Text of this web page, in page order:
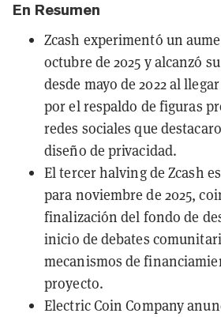
En Resumen
Zcash experimentó un
octubre de 2025 y alcanzó
desde mayo de 2022 al
por el respaldo de figuras
redes sociales que
diseño de privacidad.
El tercer halving de Zcash
para noviembre de 2025,
finalización del fondo de
inicio de debates
mecanismos de
proyecto.
Electric Coin Company